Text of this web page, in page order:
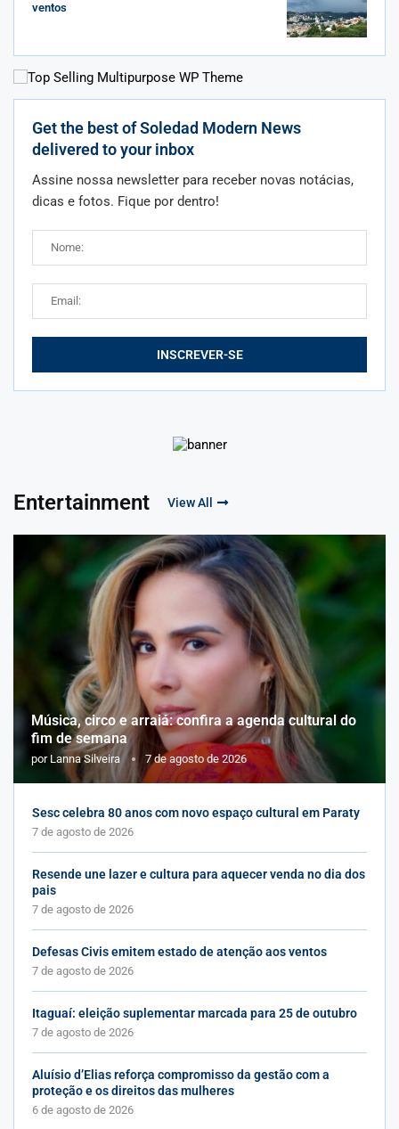
ventos
Get the best of Soledad Modern News
delivered to your inbox
Assine nossa newsletter para receber novas notácias,
dicas e fotos. Fique por dentro!
Entertainment View All
Música, circo e arraiá: confira a agenda cultural do
fim de semana
por Lanna Silveira 7 de agosto de 2026
Sesc celebra 80 anos com novo espaço cultural em Paraty
7 de agosto de 2026
Resende une lazer e cultura para aquecer venda no dia dos
pais
7 de agosto de 2026
Defesas Civis emitem estado de atenção aos ventos
7 de agosto de 2026
Itaguaí: eleição suplementar marcada para 25 de outubro
7 de agosto de 2026
Aluísio d’Elias reforça compromisso da gestão com a
proteção e os direitos das mulheres
6 de agosto de 2026